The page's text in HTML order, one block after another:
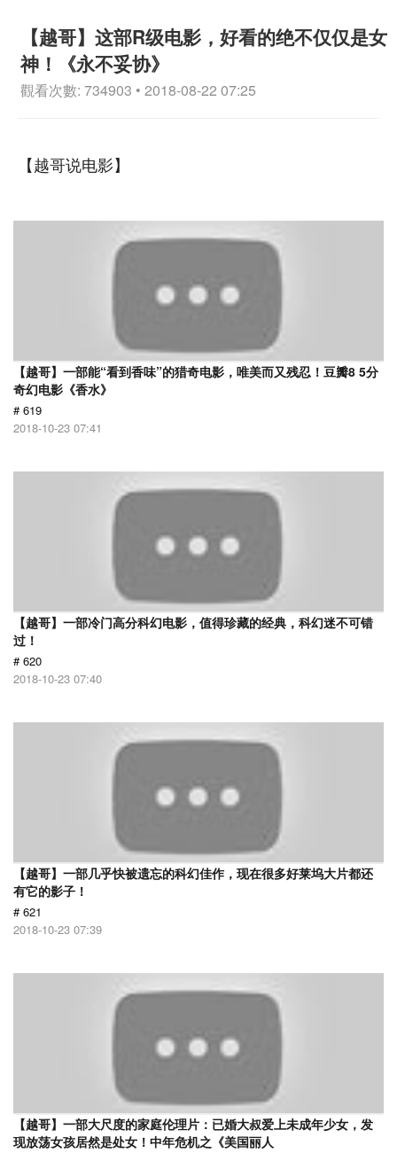
【越哥】这部R级电影，好看的绝不仅仅是女
神！《永不妥协》
觀看次數: 734903 • 2018-08-22 07:25
【越哥说电影】
【越哥】一部能“看到香味”的猎奇电影，唯美而又残忍！豆瓣8 5分
奇幻电影《香水》
# 619
2018-10-23 07:41
【越哥】一部冷门高分科幻电影，值得珍藏的经典，科幻迷不可错
过！
# 620
2018-10-23 07:40
【越哥】一部几乎快被遗忘的科幻佳作，现在很多好莱坞大片都还
有它的影子！
# 621
2018-10-23 07:39
【越哥】一部大尺度的家庭伦理片：已婚大叔爱上未成年少女，发
现放荡女孩居然是处女！中年危机之《美国丽人